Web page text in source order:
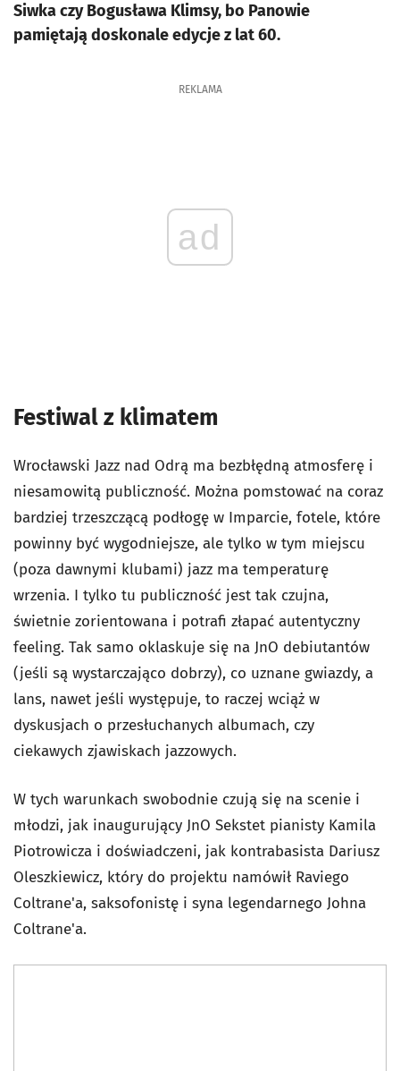
Siwka czy Bogusława Klimsy, bo Panowie
pamiętają doskonale edycje z lat 60.
REKLAMA
ad
Festiwal z klimatem
Wrocławski Jazz nad Odrą ma bezbłędną atmosferę i
niesamowitą publiczność. Można pomstować na coraz
bardziej trzeszczącą podłogę w Imparcie, fotele, które
powinny być wygodniejsze, ale tylko w tym miejscu
(poza dawnymi klubami) jazz ma temperaturę
wrzenia. I tylko tu publiczność jest tak czujna,
świetnie zorientowana i potrafi złapać autentyczny
feeling. Tak samo oklaskuje się na JnO debiutantów
(jeśli są wystarczająco dobrzy), co uznane gwiazdy, a
lans, nawet jeśli występuje, to raczej wciąż w
dyskusjach o przesłuchanych albumach, czy
ciekawych zjawiskach jazzowych.
W tych warunkach swobodnie czują się na scenie i
młodzi, jak inaugurujący JnO Sekstet pianisty Kamila
Piotrowicza i doświadczeni, jak kontrabasista Dariusz
Oleszkiewicz, który do projektu namówił Raviego
Coltrane'a, saksofonistę i syna legendarnego Johna
Coltrane'a.